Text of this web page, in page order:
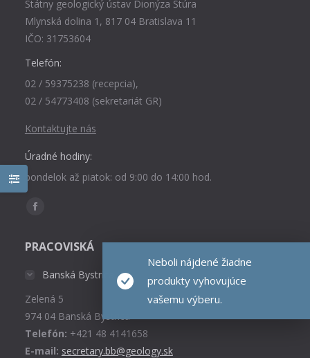
Neboli nájdené žiadne
produkty vyhovujúce
vašemu výberu.
Štátny geologický ústav Dionýza Štúra
Mlynská dolina 1, 817 04 Bratislava 11
IČO: 31753604
Telefón:
02 / 59375238 (recepcia),
02 / 54773408 (sekretariát GR)
Kontaktujte nás
Úradné hodiny:
pondelok až piatok: od 9:00 do 14:00 hod.
Find us on:
Facebook
opens
window
PRACOVISKÁ
Banská Bystrica
Zelená 5
974 04 Banská Bystrica
Telefón: +421 48 4141658
E-mail: secretary.bb@geology.sk